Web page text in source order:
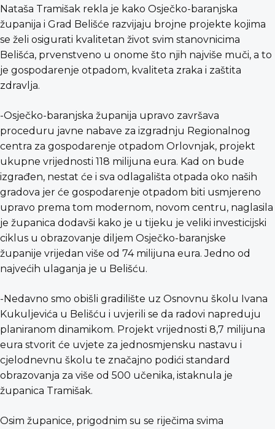
Nataša Tramišak rekla je kako Osječko-baranjska
županija i Grad Belišće razvijaju brojne projekte kojima
se želi osigurati kvalitetan život svim stanovnicima
Belišća, prvenstveno u onome što njih najviše muči, a to
je gospodarenje otpadom, kvaliteta zraka i zaštita
zdravlja.
-Osječko-baranjska županija upravo završava
proceduru javne nabave za izgradnju Regionalnog
centra za gospodarenje otpadom Orlovnjak, projekt
ukupne vrijednosti 118 milijuna eura. Kad on bude
izgrađen, nestat će i sva odlagališta otpada oko naših
gradova jer će gospodarenje otpadom biti usmjereno
upravo prema tom modernom, novom centru, naglasila
je županica dodavši kako je u tijeku je veliki investicijski
ciklus u obrazovanje diljem Osječko-baranjske
županije vrijedan više od 74 milijuna eura. Jedno od
najvećih ulaganja je u Belišću.
-Nedavno smo obišli gradilište uz Osnovnu školu Ivana
Kukuljevića u Belišću i uvjerili se da radovi napreduju
planiranom dinamikom. Projekt vrijednosti 8,7 milijuna
eura stvorit će uvjete za jednosmjensku nastavu i
cjelodnevnu školu te značajno podići standard
obrazovanja za više od 500 učenika, istaknula je
županica Tramišak.
Osim županice, prigodnim su se riječima svima